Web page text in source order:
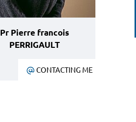
Pr Pierre francois
PERRIGAULT
CONTACTING ME